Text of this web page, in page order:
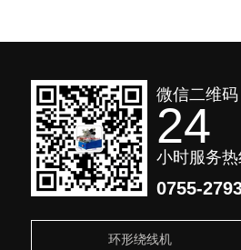
微信二维码
24
小时服务
0755-